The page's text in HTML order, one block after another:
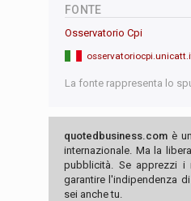
FONTE
Osservatorio Cpi
La fonte rappresenta lo
quotedbusiness.com è
internazionale. Ma la
pubblicità. Se apprezzi i
garantire l'indipendenza
sei anche tu.